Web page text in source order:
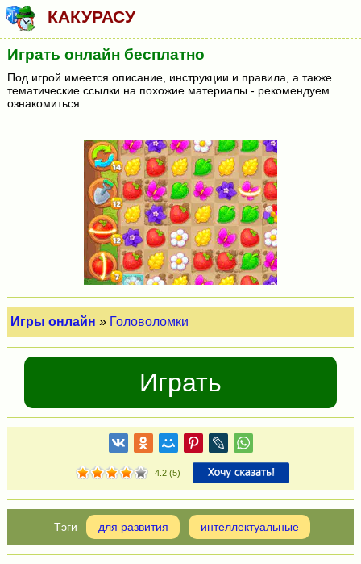
КАКУРАСУ
Играть онлайн бесплатно
Под игрой имеется описание, инструкции и правила, а также
тематические ссылки на похожие материалы - рекомендуем
ознакомиться.
Игры онлайн » Головоломки
Играть
4.2(5)
для развития интеллектуальные